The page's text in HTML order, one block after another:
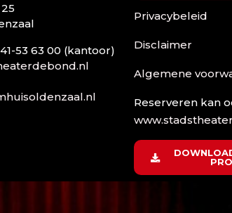
53 63 00 (kantoor)
Privacybeleid
Disclaimer
Algemene
Reserveren kan